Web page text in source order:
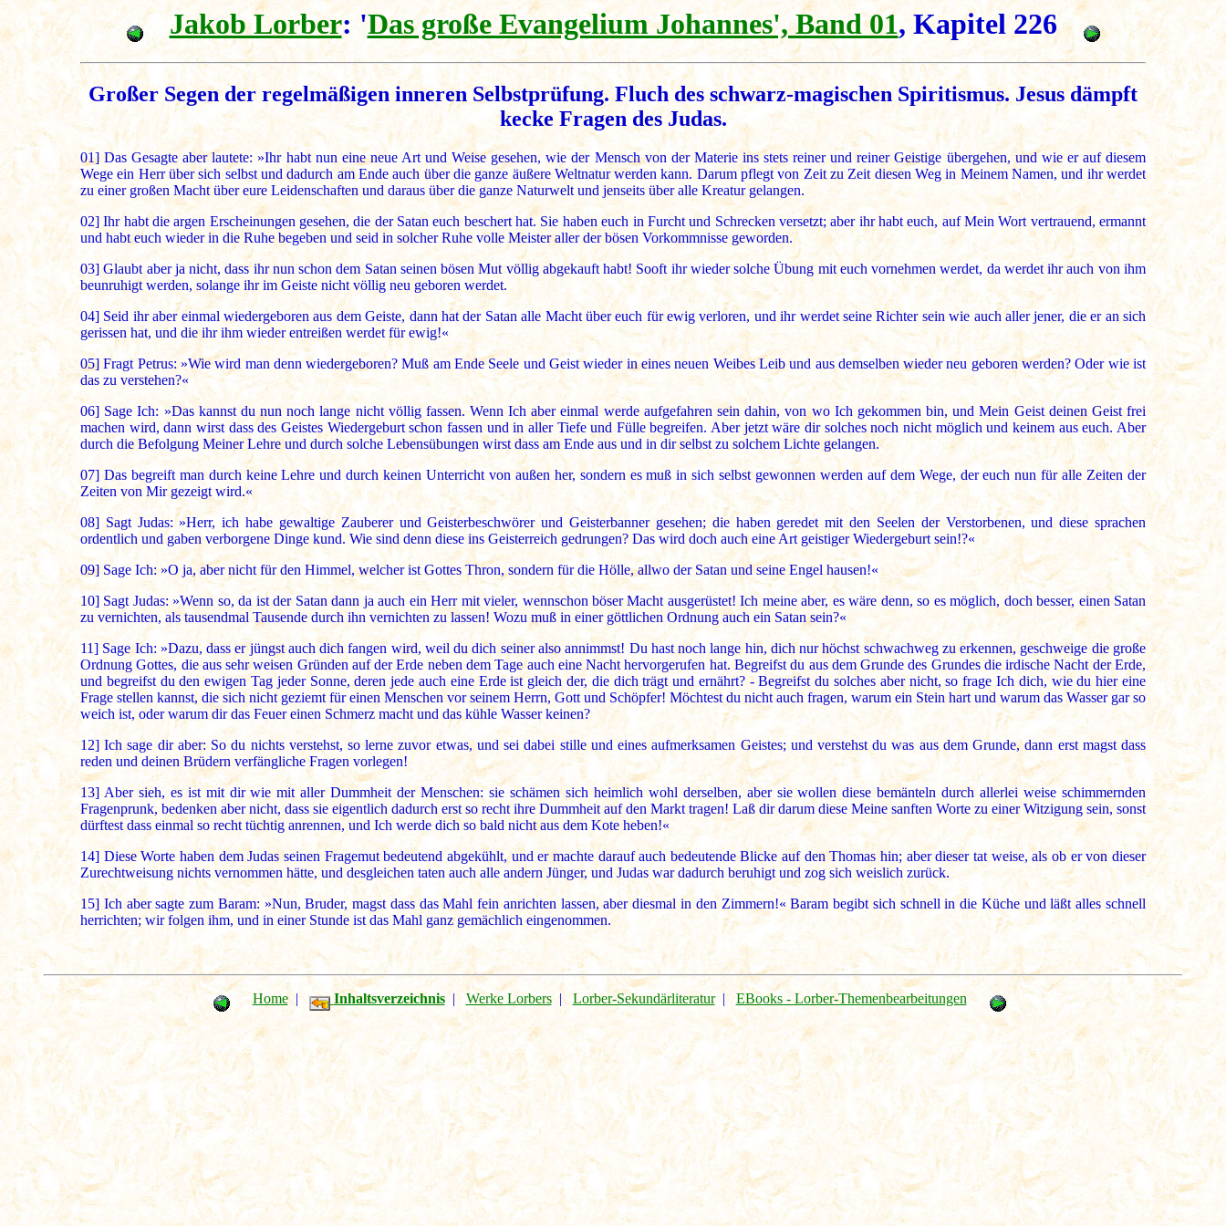
Jakob Lorber: 'Das große Evangelium Johannes', Band 01, Kapitel 226
Großer Segen der regelmäßigen inneren Selbstprüfung. Fluch des schwarz-magischen Spiritismus. Jesus dämpft
kecke Fragen des Judas.
01]Das Gesagte aber lautete: »Ihr habt nun eine neue Art und Weise gesehen, wie der Mensch von der Materie ins stets reiner und reiner Geistige übergehen, und wie er auf diesem
Wege ein Herr über sich selbst und dadurch am Ende auch über die ganze äußere Weltnatur werden kann. Darum pflegt von Zeit zu Zeit diesen Weg in Meinem Namen, und ihr werdet
zu einer großen Macht über eure Leidenschaften und daraus über die ganze Naturwelt und jenseits über alle Kreatur gelangen.
02] Ihr habt die argen Erscheinungen gesehen, die der Satan euch beschert hat. Sie haben euch in Furcht und Schrecken versetzt; aber ihr habt euch, auf Mein Wort vertrauend, ermannt
und habt euch wieder in die Ruhe begeben und seid in solcher Ruhe volle Meister aller der bösen Vorkommnisse geworden.
03]Glaubt aber ja nicht, dass ihr nun schon dem Satan seinen bösen Mut völlig abgekauft habt! Sooft ihr wieder solche Übung mit euch vornehmen werdet, da werdet ihr auch von ihm
beunruhigt werden, solange ihr im Geiste nicht völlig neu geboren werdet.
04] Seid ihr aber einmal wiedergeboren aus dem Geiste, dann hat der Satan alle Macht über euch für ewig verloren, und ihr werdet seine Richter sein wie auch aller jener, die er an sich
gerissen hat, und die ihr ihm wieder entreißen werdet für ewig!«
05]Fragt Petrus: »Wie wird man denn wiedergeboren? Muß am Ende Seele und Geist wieder in eines neuen Weibes Leib und aus demselben wieder neu geboren werden? Oder wie ist
das zu verstehen?«
06] Sage Ich: »Das kannst du nun noch lange nicht völlig fassen. Wenn Ich aber einmal werde aufgefahren sein dahin, von wo Ich gekommen bin, und Mein Geist deinen Geist frei
machen wird, dann wirst dass des Geistes Wiedergeburt schon fassen und in aller Tiefe und Fülle begreifen. Aber jetzt wäre dir solches noch nicht möglich und keinem aus euch. Aber
durch die Befolgung Meiner Lehre und durch solche Lebensübungen wirst dass am Ende aus und in dir selbst zu solchem Lichte gelangen.
07]Das begreift man durch keine Lehre und durch keinen Unterricht von außen her, sondern es muß in sich selbst gewonnen werden auf dem Wege, der euch nun für alle Zeiten der
Zeiten von Mir gezeigt wird.«
08] Sagt Judas: »Herr, ich habe gewaltige Zauberer und Geisterbeschwörer und Geisterbanner gesehen; die haben geredet mit den Seelen der Verstorbenen, und diese sprachen
ordentlich und gaben verborgene Dinge kund. Wie sind denn diese ins Geisterreich gedrungen? Das wird doch auch eine Art geistiger Wiedergeburt sein!?«
09]Sage Ich: »O ja, aber nicht für den Himmel, welcher ist Gottes Thron, sondern für die Hölle, allwo der Satan und seine Engel hausen!«
10] Sagt Judas: »Wenn so, da ist der Satan dann ja auch ein Herr mit vieler, wennschon böser Macht ausgerüstet! Ich meine aber, es wäre denn, so es möglich, doch besser, einen Satan
zu vernichten, als tausendmal Tausende durch ihn vernichten zu lassen! Wozu muß in einer göttlichen Ordnung auch ein Satan sein?«
11] Sage Ich: »Dazu, dass er jüngst auch dich fangen wird, weil du dich seiner also annimmst! Du hast noch lange hin, dich nur höchst schwachweg zu erkennen, geschweige die große
Ordnung Gottes, die aus sehr weisen Gründen auf der Erde neben dem Tage auch eine Nacht hervorgerufen hat. Begreifst du aus dem Grunde des Grundes die irdische Nacht der Erde,
und begreifst du den ewigen Tag jeder Sonne, deren jede auch eine Erde ist gleich der, die dich trägt und ernährt? - Begreifst du solches aber nicht, so frage Ich dich, wie du hier eine
Frage stellen kannst, die sich nicht geziemt für einen Menschen vor seinem Herrn, Gott und Schöpfer! Möchtest du nicht auch fragen, warum ein Stein hart und warum das Wasser gar so
weich ist, oder warum dir das Feuer einen Schmerz macht und das kühle Wasser keinen?
12] Ich sage dir aber: So du nichts verstehst, so lerne zuvor etwas, und sei dabei stille und eines aufmerksamen Geistes; und verstehst du was aus dem Grunde, dann erst magst dass
reden und deinen Brüdern verfängliche Fragen vorlegen!
13] Aber sieh, es ist mit dir wie mit aller Dummheit der Menschen: sie schämen sich heimlich wohl derselben, aber sie wollen diese bemänteln durch allerlei weise schimmernden
Fragenprunk, bedenken aber nicht, dass sie eigentlich dadurch erst so recht ihre Dummheit auf den Markt tragen! Laß dir darum diese Meine sanften Worte zu einer Witzigung sein, sonst
dürftest dass einmal so recht tüchtig anrennen, und Ich werde dich so bald nicht aus dem Kote heben!«
14] Diese Worte haben dem Judas seinen Fragemut bedeutend abgekühlt, und er machte darauf auch bedeutende Blicke auf den Thomas hin; aber dieser tat weise, als ob er von dieser
Zurechtweisung nichts vernommen hätte, und desgleichen taten auch alle andern Jünger, und Judas war dadurch beruhigt und zog sich weislich zurück.
15] Ich aber sagte zum Baram: »Nun, Bruder, magst dass das Mahl fein anrichten lassen, aber diesmal in den Zimmern!« Baram begibt sich schnell in die Küche und läßt alles schnell
herrichten; wir folgen ihm, und in einer Stunde ist das Mahl ganz gemächlich eingenommen.
Home| Inhaltsverzeichnis| Werke Lorbers| Lorber-Sekundärliteratur| EBooks - Lorber-Themenbearbeitungen